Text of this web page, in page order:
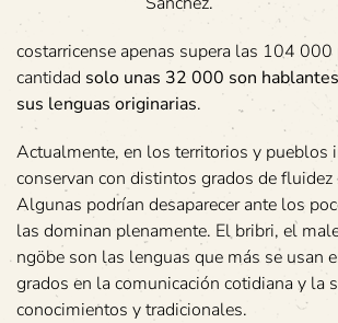
costarricense apenas supera las 104 000
cantidad solo unas 32 000 son
sus lenguas originarias.
Actualmente, en los territorios y pueblos
conservan con distintos grados de fluidez
Algunas podrían desaparecer ante los
las dominan plenamente. El bribri, el
ngöbe son las lenguas que más se usan
grados en la comunicación cotidiana y la
conocimientos y tradicionales.